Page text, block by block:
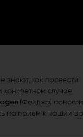
знают, как провести
конкретном случае.
(Фейджа)
на прием к нашим